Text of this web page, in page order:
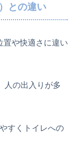
との違い
置や快適さに違い
人の出入りが多
すくトイレへの